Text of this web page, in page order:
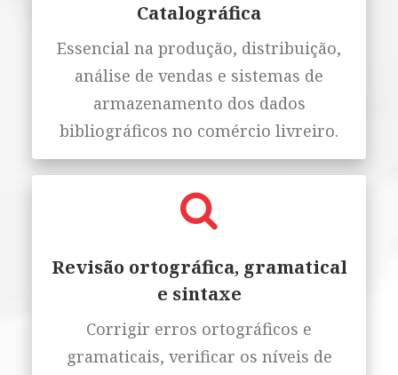
Catalográfica
Essencial na produção, distribuição,
análise de vendas e sistemas de
armazenamento dos dados
bibliográficos no comércio livreiro.
Revisão ortográfica, gramatical
e sintaxe
Corrigir erros ortográficos e
gramaticais, verificar os níveis de